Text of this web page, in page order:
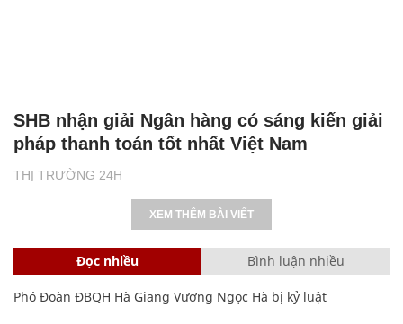
THỊ TRƯỜNG 24H
SHB nhận giải Ngân hàng có sáng kiến giải
pháp thanh toán tốt nhất Việt Nam
XEM THÊM BÀI VIẾT
Đọc nhiều Bình luận nhiều
Phó Đoàn ĐBQH Hà Giang Vương Ngọc Hà bị kỷ luật